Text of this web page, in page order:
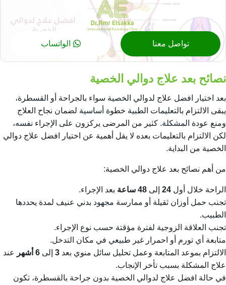
تواصل معنا الواتساب
نصائح بعد علاج دوالي الخصية
بعد اختيار افضل علاج لدوالي الخصية سواء بالجراحة أو القسطرة،
يبقى الالتزام بالتعليمات الطبية خطوة أساسية لضمان نجاح العلاج
ومنع عودة المشكلة. كثير من المرضى يركزون على الإجراء نفسه،
لكن الالتزام بالتعليمات بعده لا يقل أهمية عن اختيار افضل علاج دوالي
الخصية من البداية.
من أهم نصائح بعد علاج دوالي الخصية:
الراحة خلال أول 24 إلى 48 ساعة
بعد الإجراء.
تجنب حمل أوزان ثقيلة أو ممارسة مجهود بدني عنيف لمدة يحددها
الطبيب.
تجنب العلاقة الزوجية لفترة مؤقتة حسب نوع الإجراء.
متابعة أي تورم أو احمرار غير طبيعي في مكان التدخل.
الالتزام بموعد المتابعة وعمل تحليل سائل منوي بعد 3 إلى 6 أشهر
عند
علاج المشكلة بسبب تأخر الإنجاب.
في حالة افضل علاج لدوالي الخصية بدون جراحة بالقسطرة، تكون